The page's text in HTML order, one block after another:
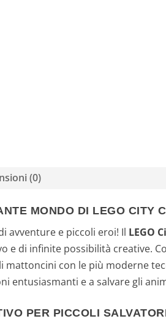
(0)
MONDO DI LEGO CITY
avventure e piccoli eroi! Il LEGO
e di infinite possibilità creative.
mattoncini con le più moderne
entusiasmanti e a salvare gli
PER PICCOLI